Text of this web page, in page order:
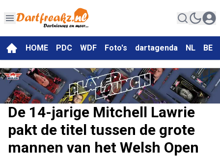
HOME PDC WDF Foto's dartagenda NL BE
De 14-jarige Mitchell Lawrie
pakt de titel tussen de grote
mannen van het Welsh Open